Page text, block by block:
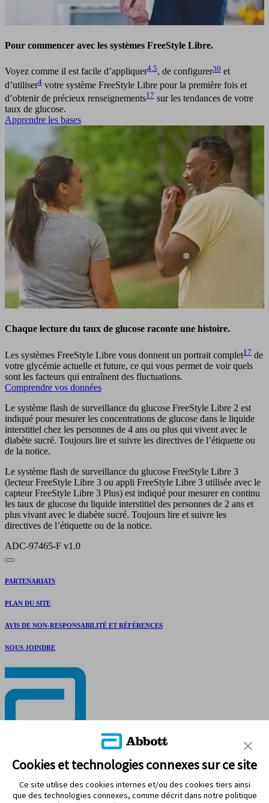
Pour commencer avec les systèmes FreeStyle Libre.
Voyez comme il est facile d’appliquer4,5, de configurer30 et
d’utiliser4 votre système FreeStyle Libre pour la première fois et
d’obtenir de précieux renseignements17 sur les tendances de votre
taux de glucose.
Apprendre les bases
Chaque lecture du taux de glucose raconte une histoire.
Les systèmes FreeStyle Libre vous donnent un portrait complet17 de
votre glycémie actuelle et future, ce qui vous permet de voir quels
sont les facteurs qui entraînent des fluctuations.
Comprendre vos données
Le système flash de surveillance du glucose FreeStyle Libre 2 est
indiqué pour mesurer les concentrations de glucose dans le liquide
interstitiel chez les personnes de 4 ans ou plus qui vivent avec le
diabète sucré. Toujours lire et suivre les directives de l’étiquette ou
de la notice.
Le système flash de surveillance du glucose FreeStyle Libre 3
(lecteur FreeStyle Libre 3 ou appli FreeStyle Libre 3 utilisée avec le
capteur FreeStyle Libre 3 Plus) est indiqué pour mesurer en continu
les taux de glucose du liquide interstitiel des personnes de 2 ans et
plus vivant avec le diabète sucré. Toujours lire et suivre les
directives de l’étiquette ou de la notice.
ADC-97465-F v1.0
PARTENARIATS
PLAN DU SITE
AVIS DE NON-RESPONSABILITÉ ET RÉFÉRENCES
NOUS JOINDRE
Cookies et technologies connexes sur ce site
Ce site utilise des cookies internes et/ou des cookies tiers ainsi
que des technologies connexes, comme décrit dans notre politique